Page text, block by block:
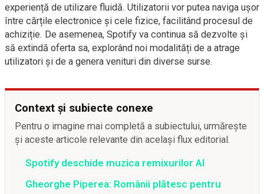
experiență de utilizare fluidă. Utilizatorii vor putea naviga ușor
între cărțile electronice și cele fizice, facilitând procesul de
achiziție. De asemenea, Spotify va continua să dezvolte și
să extindă oferta sa, explorând noi modalități de a atrage
utilizatori și de a genera venituri din diverse surse.
Context și subiecte conexe
Pentru o imagine mai completă a subiectului, urmărește
și aceste articole relevante din același flux editorial.
Spotify deschide muzica remixurilor AI
Gheorghe Piperea: Românii plătesc pentru